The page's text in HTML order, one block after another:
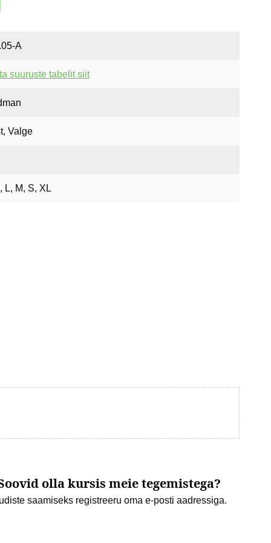
A
suuruste tabelit siit
Valge
L, M, S, XL
olla kursis meie tegemistega?
saamiseks registreeru oma e-posti aadressiga.